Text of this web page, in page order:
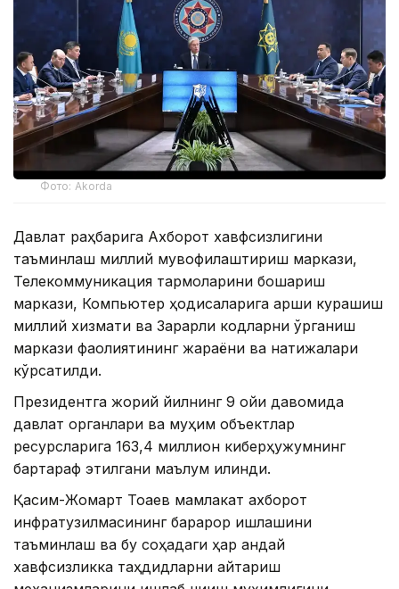
Фото: Akorda
Давлат раҳбарига Ахборот хавфсизлигини
таъминлаш миллий мувофиқлаштириш маркази,
Телекоммуникация тармоқларини бошқариш
маркази, Компьютер ҳодисаларига қарши курашиш
миллий хизмати ва Зарарли кодларни ўрганиш
маркази фаолиятининг жараёни ва натижалари
кўрсатилди.
Президентга жорий йилнинг 9 ойи давомида
давлат органлари ва муҳим объектлар
ресурсларига 163,4 миллион киберҳужумнинг
бартараф этилгани маълум қилинди.
Қасим-Жомарт Тоқаев мамлакат ахборот
инфратузилмасининг барқарор ишлашини
таъминлаш ва бу соҳадаги ҳар қандай
хавфсизликка таҳдидларни қайтариш